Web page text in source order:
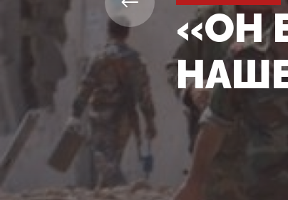
«ОН